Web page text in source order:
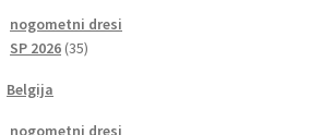
nogometni dresi
SP 2026 3535
Belgija
nogometni dresi